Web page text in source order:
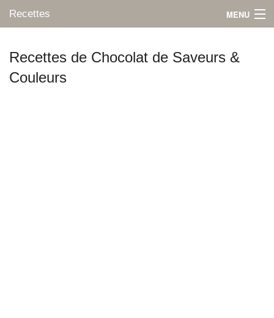
Recettes MENU
Mes blogs préférés
Recettes de Chocolat de Saveurs &
Couleurs